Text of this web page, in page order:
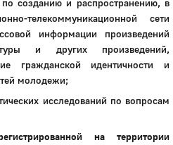
созданию и распространению, в
телекоммуникационной сети
информации произведений
и других произведений,
гражданской идентичности и
молодежи;
исследований по вопросам
на территории